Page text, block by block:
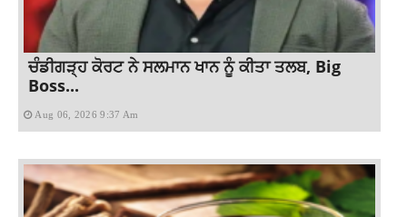
ਚੰਡੀਗੜ੍ਹ ਕੋਰਟ ਨੇ ਸਲਮਾਨ ਖਾਨ ਨੂੰ ਕੀਤਾ ਤਲਬ, Big
Boss...
Aug 06, 2026 9:37 Am